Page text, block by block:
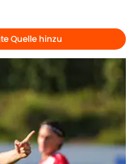
Quelle hinzu